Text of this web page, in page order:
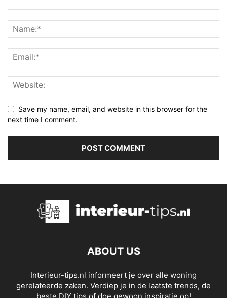
Save my name, email, and website in this browser for the
next time I comment.
ABOUT US
Interieur-tips.nl informeert je over alle woning
gerelateerde zaken. Verdiep je in de laatste trends, de